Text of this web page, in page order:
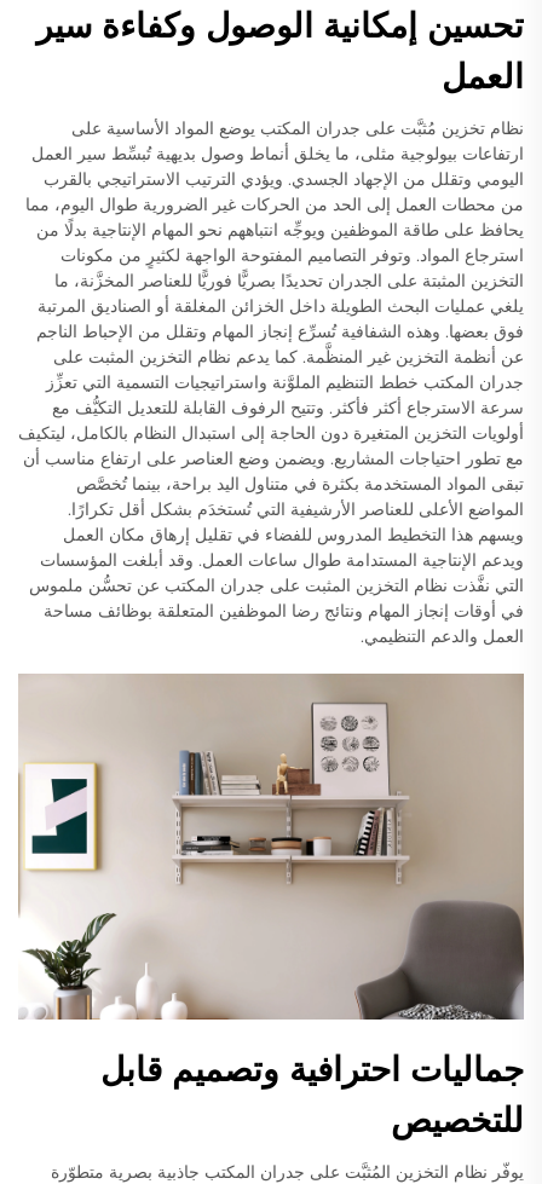
تحسين إمكانية الوصول وكفاءة سير
العمل
نظام تخزين مُثبَّت على جدران المكتب يوضع المواد الأساسية على
ارتفاعات بيولوجية مثلى، ما يخلق أنماط وصول بديهية تُبسِّط سير العمل
اليومي وتقلل من الإجهاد الجسدي. ويؤدي الترتيب الاستراتيجي بالقرب
من محطات العمل إلى الحد من الحركات غير الضرورية طوال اليوم، مما
يحافظ على طاقة الموظفين ويوجِّه انتباههم نحو المهام الإنتاجية بدلًا من
استرجاع المواد. وتوفر التصاميم المفتوحة الواجهة لكثيرٍ من مكونات
التخزين المثبتة على الجدران تحديدًا بصريًّا فوريًّا للعناصر المخزَّنة، ما
يلغي عمليات البحث الطويلة داخل الخزائن المغلقة أو الصناديق المرتبة
فوق بعضها. وهذه الشفافية تُسرِّع إنجاز المهام وتقلل من الإحباط الناجم
عن أنظمة التخزين غير المنظَّمة. كما يدعم نظام التخزين المثبت على
جدران المكتب خطط التنظيم الملوَّنة واستراتيجيات التسمية التي تعزِّز
سرعة الاسترجاع أكثر فأكثر. وتتيح الرفوف القابلة للتعديل التكيُّف مع
أولويات التخزين المتغيرة دون الحاجة إلى استبدال النظام بالكامل، ليتكيف
مع تطور احتياجات المشاريع. ويضمن وضع العناصر على ارتفاع مناسب أن
تبقى المواد المستخدمة بكثرة في متناول اليد براحة، بينما تُخصَّص
المواضع الأعلى للعناصر الأرشيفية التي تُستخدَم بشكل أقل تكرارًا.
ويسهم هذا التخطيط المدروس للفضاء في تقليل إرهاق مكان العمل
ويدعم الإنتاجية المستدامة طوال ساعات العمل. وقد أبلغت المؤسسات
التي نفَّذت نظام التخزين المثبت على جدران المكتب عن تحسُّن ملموس
في أوقات إنجاز المهام ونتائج رضا الموظفين المتعلقة بوظائف مساحة
العمل والدعم التنظيمي.
جماليات احترافية وتصميم قابل
للتخصيص
يوفّر نظام التخزين المُثبَّت على جدران المكتب جاذبية بصرية متطوّرة